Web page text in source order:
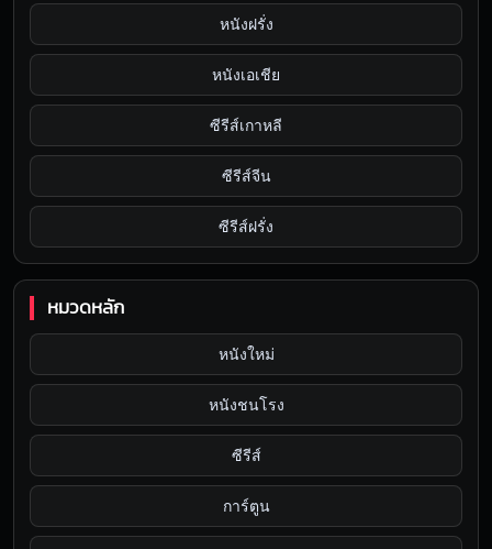
หนังฝรั่ง
หนังเอเชีย
ซีรีส์เกาหลี
ซีรีส์จีน
ซีรีส์ฝรั่ง
หมวดหลัก
หนังใหม่
หนังชนโรง
ซีรีส์
การ์ตูน